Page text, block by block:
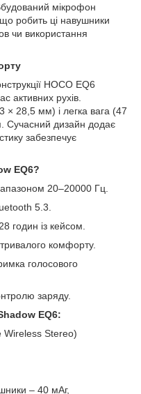
мікрофон
робить ці навушники
чи використання
HOCO EQ6
активних рухів.
× 28,5 мм) і легка вага (47
Сучасний дизайн додає
забезпечує
EQ6?
20–20000 Гц.
5.3.
годин із кейсом.
комфорту.
голосового
заряду.
EQ6:
Wireless Stereo)
– 40 мАг,